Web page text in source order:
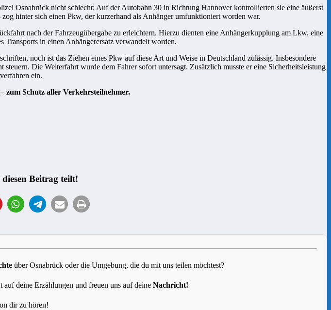
Osnabrück nicht schlecht: Auf der Autobahn 30 in Richtung Hannover kontrollierten sie eine äußerst
hinter sich einen Pkw, der kurzerhand als Anhänger umfunktioniert worden war.
nach der Fahrzeugübergabe zu erleichtern. Hierzu dienten eine Anhängerkupplung am Lkw, eine
in einen Anhängerersatz verwandelt worden.
noch ist das Ziehen eines Pkw auf diese Art und Weise in Deutschland zulässig. Insbesondere
Die Weiterfahrt wurde dem Fahrer sofort untersagt. Zusätzlich musste er eine Sicherheitsleistung
ein.
zum Schutz aller Verkehrsteilnehmer.
Beitrag teilt!
über Osnabrück oder die Umgebung, die du mit uns teilen möchtest?
auf deine Erzählungen und freuen uns auf deine Nachricht!
dir zu hören!